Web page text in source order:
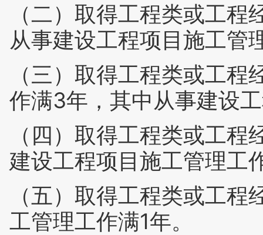
（二）取得工程类或工
从事建设工程项目施工管
（三）取得工程类或工
作满3年，其中从事建设
（四）取得工程类或工
建设工程项目施工管理工
（五）取得工程类或工
工管理工作满1年。